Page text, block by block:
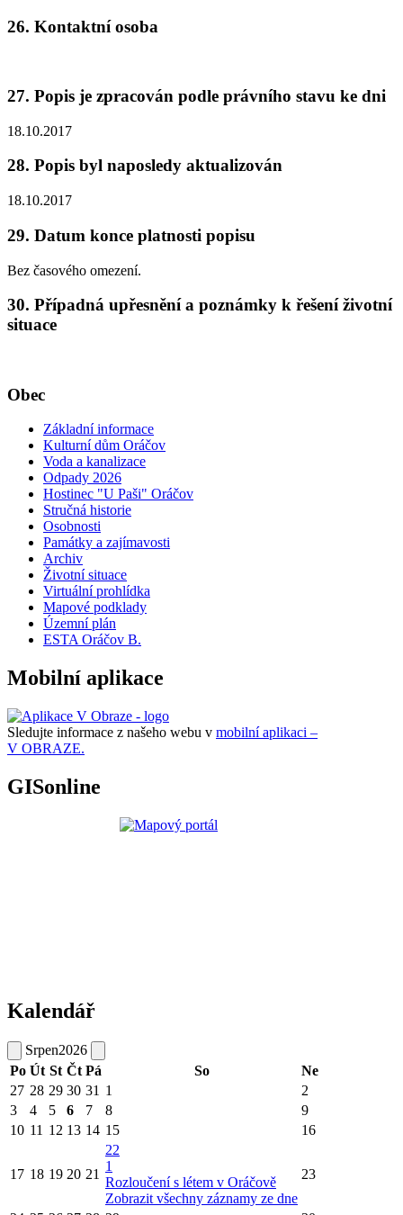
26. Kontaktní osoba
27. Popis je zpracován podle právního stavu ke dni
18.10.2017
28. Popis byl naposledy aktualizován
18.10.2017
29. Datum konce platnosti popisu
Bez časového omezení.
30. Případná upřesnění a poznámky k řešení životní
situace
Obec
Základní informace
Kulturní dům Oráčov
Voda a kanalizace
Odpady 2026
Hostinec "U Paši" Oráčov
Stručná historie
Osobnosti
Památky a zajímavosti
Archiv
Životní situace
Virtuální prohlídka
Mapové podklady
Územní plán
ESTA Oráčov B.
Mobilní aplikace
Sledujte informace z našeho webu v mobilní aplikaci –
V OBRAZE.
GISonline
Kalendář
Srpen2026
Po Út St Čt Pá So
Ne
27 28 29 30 31 1
2
3
4 5 6 7 8
9
10 11 12 13 14 15 16
17 18 19 20 21
22
1
Rozloučení s létem v Oráčově
Zobrazit všechny záznamy ze dne
23